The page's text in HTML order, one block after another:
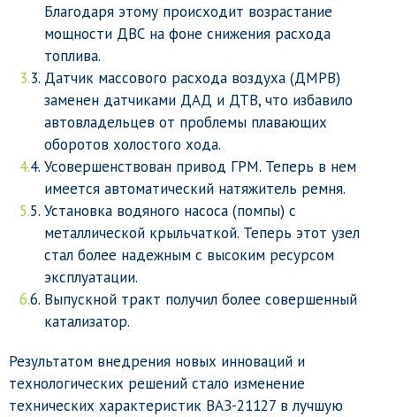
Благодаря этому происходит возрастание
мощности ДВС на фоне снижения расхода
топлива.
Датчик массового расхода воздуха (ДМРВ)
заменен датчиками ДАД и ДТВ, что избавило
автовладельцев от проблемы плавающих
оборотов холостого хода.
Усовершенствован привод ГРМ. Теперь в нем
имеется автоматический натяжитель ремня.
Установка водяного насоса (помпы) с
металлической крыльчаткой. Теперь этот узел
стал более надежным с высоким ресурсом
эксплуатации.
Выпускной тракт получил более совершенный
катализатор.
Результатом внедрения новых инноваций и
технологических решений стало изменение
технических характеристик ВАЗ-21127 в лучшую